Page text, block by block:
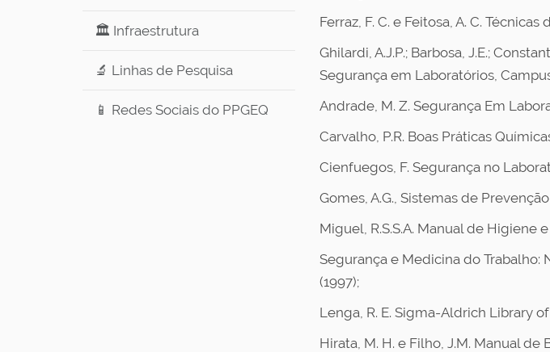
🏛️ Infraestrutura
🔬 Linhas de Pesquisa
📱 Redes Sociais do PPGEQ
Ferraz, F. C. e Feitosa, A. C.
Ghilardi, A.J.P.; Barbosa, J.E.;
Segurança em Laboratórios,
Andrade, M. Z. Segurança Em
Carvalho, P.R. Boas Práticas
Cienfuegos, F. Segurança no
Gomes, A.G., Sistemas de
Miguel, R.S.S.A. Manual de Higiene
Segurança e Medicina do Trabalho:
(1997);
Lenga, R. E. Sigma-Aldrich Library
Hirata, M. H. e Filho, J.M. Manual de